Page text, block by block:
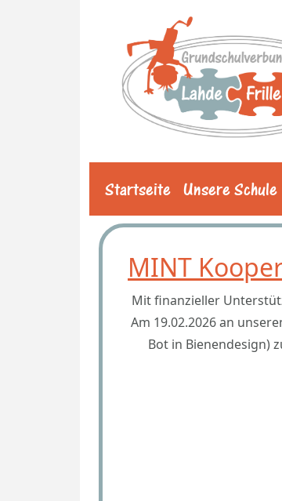
Startseite Unsere Schule
MINT
Mit finanzieller
Am 19.02.2026 an
Bot in Bienendesign)